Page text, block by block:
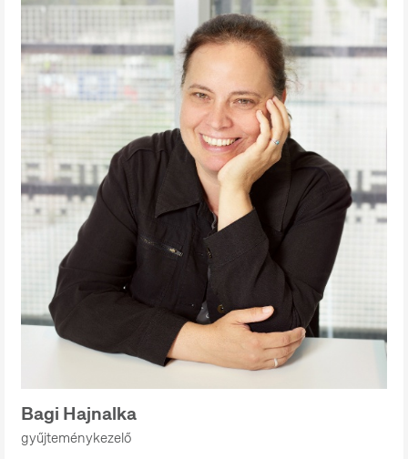
Bagi Hajnalka
gyűjteménykezelő